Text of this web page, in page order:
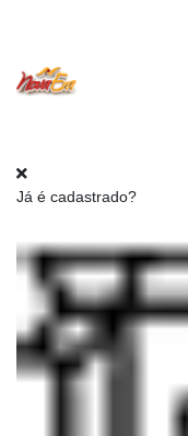
Já é cadastrado?